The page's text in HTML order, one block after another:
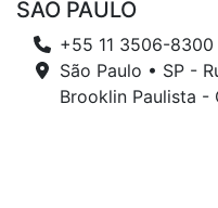
SÃO PAULO
+55 11 3506-8300
São Paulo • SP -
Brooklin Paulista -